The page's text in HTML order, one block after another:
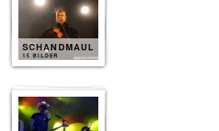
SCHANDMAUL
15 BILDER